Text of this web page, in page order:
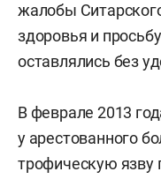
жалобы
здоровья и
оставлялись без
В феврале 2013
у арестованного
трофическую язву